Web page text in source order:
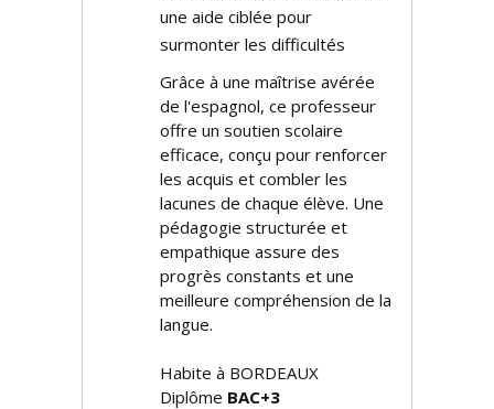
une aide ciblée pour
surmonter les difficultés
Grâce à une maîtrise avérée
de l'espagnol, ce professeur
offre un soutien scolaire
efficace, conçu pour renforcer
les acquis et combler les
lacunes de chaque élève. Une
pédagogie structurée et
empathique assure des
progrès constants et une
meilleure compréhension de la
langue.
Habite à BORDEAUX
Diplôme BAC+3